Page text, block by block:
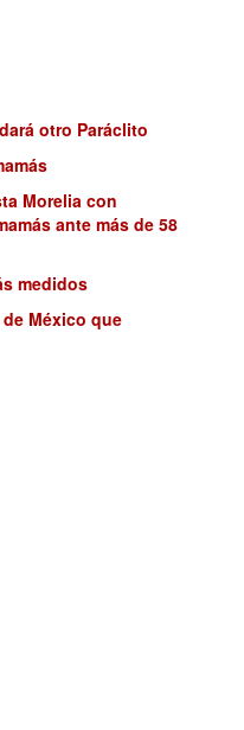
otro Paráclito
Morelia con
ante más de 58
medidos
México que